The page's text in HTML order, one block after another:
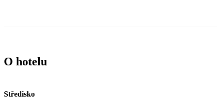
O hotelu
Středisko